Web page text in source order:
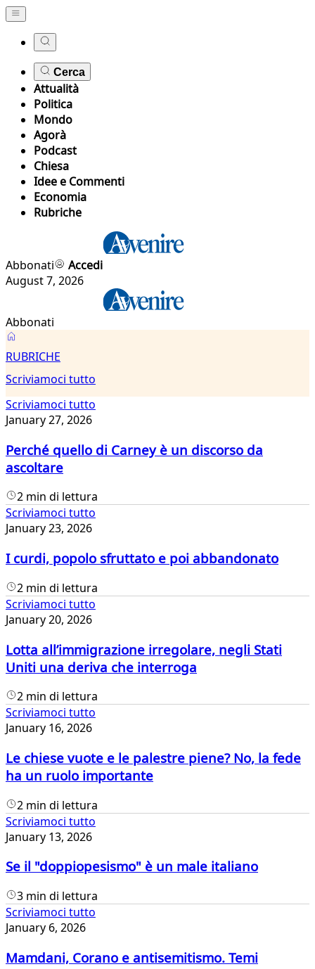
Cerca
Attualità
Politica
Mondo
Agorà
Podcast
Chiesa
Idee e Commenti
Economia
Rubriche
Abbonati
Accedi
August 7, 2026
Abbonati
Scriviamoci
tutto
RUBRICHE
Scriviamoci tutto
Scriviamoci tutto
January 27, 2026
Perché quello di Carney è un discorso da
ascoltare
2 min di lettura
Scriviamoci tutto
January 23, 2026
I curdi, popolo sfruttato e poi abbandonato
2 min di lettura
Scriviamoci tutto
January 20, 2026
Lotta all’immigrazione irregolare, negli Stati
Uniti una deriva che interroga
2 min di lettura
Scriviamoci tutto
January 16, 2026
Le chiese vuote e le palestre piene? No, la fede
ha un ruolo importante
2 min di lettura
Scriviamoci tutto
January 13, 2026
Se il "doppiopesismo" è un male italiano
3 min di lettura
Scriviamoci tutto
January 6, 2026
Mamdani, Corano e antisemitismo. Temi